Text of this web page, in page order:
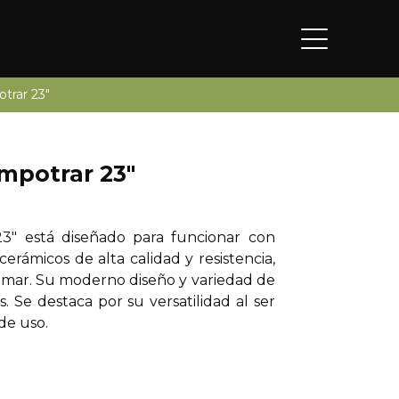
23″
23″
está diseñado para funcionar con
de alta calidad y resistencia,
Su moderno diseño y variedad de
Se destaca por su versatilidad al ser
uso.